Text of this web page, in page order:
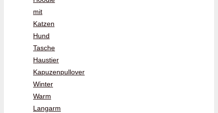
mit
Katzen
Hund
Tasche
Haustier
Kapuzenpullover
Winter
Warm
Langarm